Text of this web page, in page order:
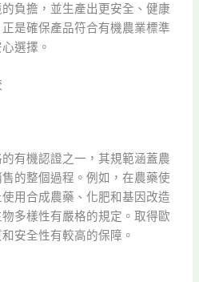
負擔，並生產出更安全、健康
是確保產品符合有機農業標準
選擇。
有機認證之一，其規範涵蓋農
的整個過程。例如，在農藥使
用合成農藥、化肥和基因改造
多樣性有嚴格的規定。取得歐
安全性有較高的保障。